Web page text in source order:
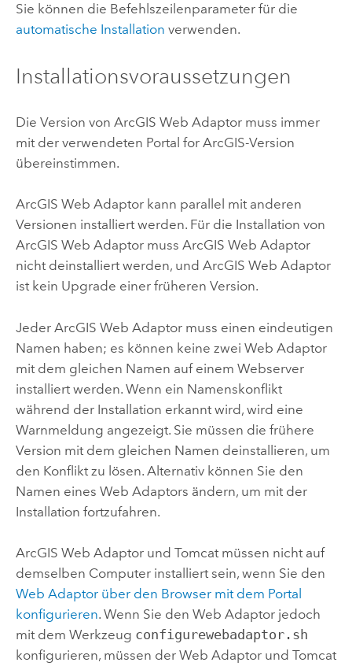
Sie können die Befehlszeilenparameter für die
automatische Installation verwenden.
Installationsvoraussetzungen
Die Version von ArcGIS Web Adaptormuss immer
mit der verwendeten Portal for ArcGIS-Version
übereinstimmen.
ArcGIS Web Adaptorkann parallel mit anderen
Versionen installiert werden. Für die Installation von
ArcGIS Web Adaptormuss ArcGIS Web Adaptor
nicht deinstalliert werden, und ArcGIS Web Adaptor
ist kein Upgrade einer früheren Version.
Jeder ArcGIS Web Adaptormuss einen eindeutigen
Namen haben; es können keine zwei Web Adaptor
mit dem gleichen Namen auf einem Webserver
installiert werden. Wenn ein Namenskonflikt
während der Installation erkannt wird, wird eine
Warnmeldung angezeigt. Sie müssen die frühere
Version mit dem gleichen Namen deinstallieren, um
den Konflikt zu lösen. Alternativ können Sie den
Namen eines Web Adaptors ändern, um mit der
Installation fortzufahren.
ArcGIS Web Adaptorund Tomcat müssen nicht auf
demselben Computer installiert sein, wenn Sie den
Web Adaptor über den Browser mit dem Portal
konfigurieren. Wenn Sie den Web Adaptor jedoch
mit dem Werkzeug configurewebadaptor.sh
konfigurieren, müssen der Web Adaptor und Tomcat